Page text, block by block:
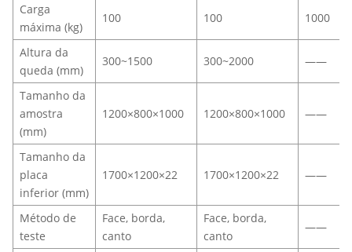
Carga
máxima (kg)
100 100 1000
Altura da
queda (mm)
300~1500 300~2000 ——
Tamanho da
amostra
(mm)
1200×800×1000 1200×800×1000 ——
Tamanho da
placa
inferior (mm)
1700×1200×22 1700×1200×22 ——
Método de
teste
Face, borda,
canto
Face, borda,
canto
——